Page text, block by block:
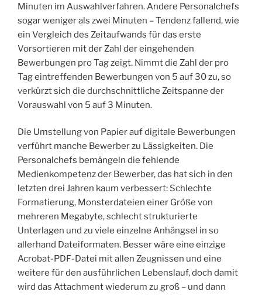
Minuten im Auswahlverfahren. Andere Personalchefs
sogar weniger als zwei Minuten – Tendenz fallend, wie
ein Vergleich des Zeitaufwands für das erste
Vorsortieren mit der Zahl der eingehenden
Bewerbungen pro Tag zeigt. Nimmt die Zahl der pro
Tag eintreffenden Bewerbungen von 5 auf 30 zu, so
verkürzt sich die durchschnittliche Zeitspanne der
Vorauswahl von 5 auf 3 Minuten.
Die Umstellung von Papier auf digitale Bewerbungen
verführt manche Bewerber zu Lässigkeiten. Die
Personalchefs bemängeln die fehlende
Medienkompetenz der Bewerber, das hat sich in den
letzten drei Jahren kaum verbessert: Schlechte
Formatierung, Monsterdateien einer Größe von
mehreren Megabyte, schlecht strukturierte
Unterlagen und zu viele einzelne Anhängsel in so
allerhand Dateiformaten. Besser wäre eine einzige
Acrobat-PDF-Datei mit allen Zeugnissen und eine
weitere für den ausführlichen Lebenslauf, doch damit
wird das Attachment wiederum zu groß – und dann